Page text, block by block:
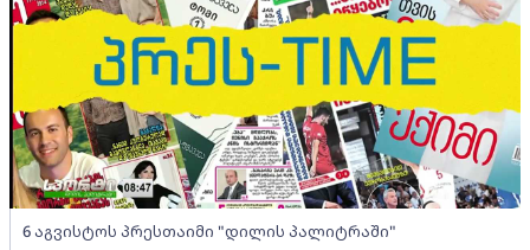
6 აგვისტოს პრესთაიმი "დილის პალიტრაში"